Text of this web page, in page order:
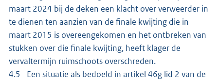
maart 2024 bij de deken een klacht over verweerder in
te dienen ten aanzien van de finale kwijting die in
maart 2015 is overeengekomen en het ontbreken van
stukken over die finale kwijting, heeft klager de
vervaltermijn ruimschoots overschreden.
4.5 Een situatie als bedoeld in artikel 46g lid 2 van de